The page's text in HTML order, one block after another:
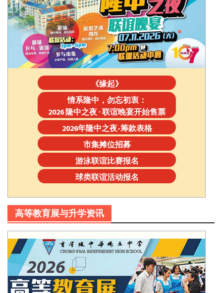
《缘起》
情系隆中，勿忘初衷：
2026 隆中之夜 · 联谊晚宴开始售票
2026年隆中之夜-筹款表格
市集摊位招募
游泳联谊比赛报名
球类联谊活动报名
高等教育展与升学资讯